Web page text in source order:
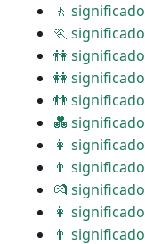
🚶 significado
🏃 significado
👫 significado
👭 significado
👬 significado
💑 significado
👩 significado
👨 significado
💏 significado
👩 significado
👨 significado